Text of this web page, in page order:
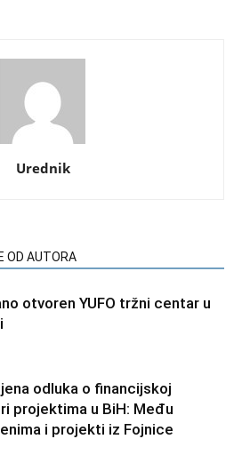
Urednik
OD AUTORA
otvoren YUFO tržni centar u
odluka o financijskoj
projektima u BiH: Među
i projekti iz Fojnice